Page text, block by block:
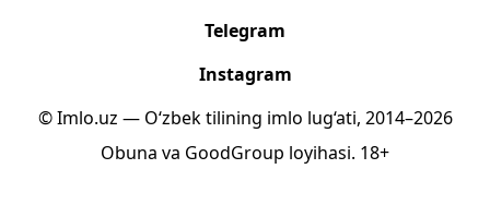
Telegram
Instagram
© Imlo.uz — O‘zbek tilining imlo lug‘ati, 2014–2026
Obuna va GoodGroup loyihasi. 18+